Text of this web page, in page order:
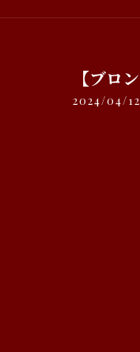
【ブロ
2024/04/12